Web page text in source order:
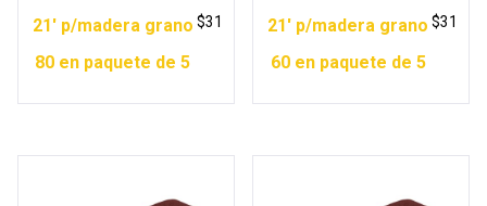
21′ p/madera grano
80 en paquete de 5
$31
21′ p/madera grano
60 en paquete de 5
$31